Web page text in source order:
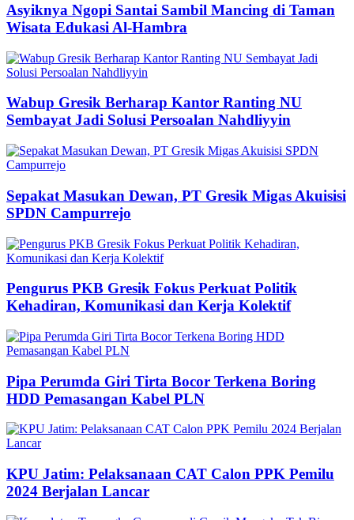
Asyiknya Ngopi Santai Sambil Mancing di Taman
Wisata Edukasi Al-Hambra
Wabup Gresik Berharap Kantor Ranting NU
Sembayat Jadi Solusi Persoalan Nahdliyyin
Sepakat Masukan Dewan, PT Gresik Migas Akuisisi
SPDN Campurrejo
Pengurus PKB Gresik Fokus Perkuat Politik
Kehadiran, Komunikasi dan Kerja Kolektif
Pipa Perumda Giri Tirta Bocor Terkena Boring
HDD Pemasangan Kabel PLN
KPU Jatim: Pelaksanaan CAT Calon PPK Pemilu
2024 Berjalan Lancar